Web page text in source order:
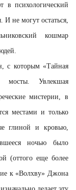
в психологический
не могут остаться,
кошмар
с которым «Тайная
мосты. Увлекшая
мистерии, в
местами и только
глиной и кровью,
ночью было
(оттого еще более
к «Волхву» Джона